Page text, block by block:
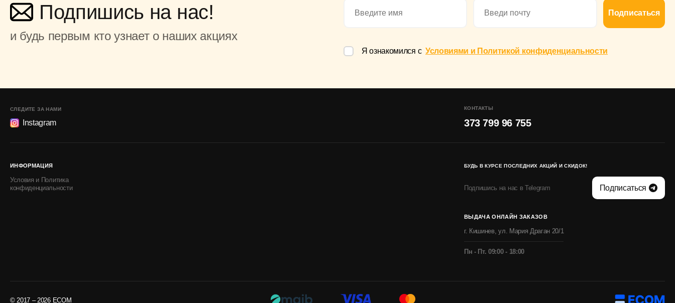
Подпишись на нас!
и будь первым кто узнает о наших акциях
Подписаться
Я ознакомился с Условиями и Политикой конфиденциальности
СЛЕДИТЕ ЗА НАМИ
Instagram
КОНТАКТЫ
373 799 96 755
ИНФОРМАЦИЯ
Условия и Политика
конфиденциальности
БУДЬ В КУРСЕ ПОСЛЕДНИХ АКЦИЙ И СКИДОК!
Подпишись на нас в Telegram Подписаться
ВЫДАЧА ОНЛАЙН ЗАКАЗОВ
г. Кишинев, ул. Мария Драган 20/1
Пн - Пт. 09:00 - 18:00
© 2017 – 2026 ECOM